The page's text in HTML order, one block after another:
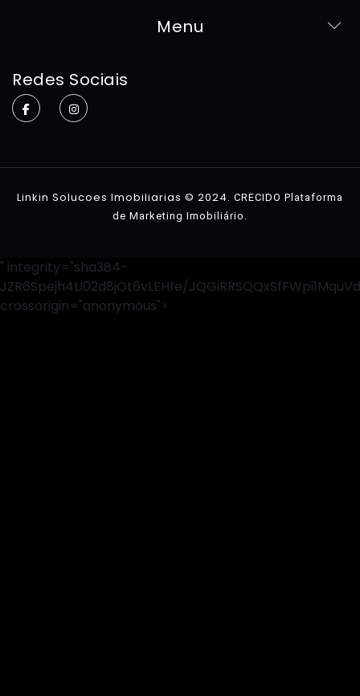
Menu
Redes Sociais
Linkin Solucoes Imobiliarias © 2024. CRECIDO Plataforma
de Marketing Imobiliário .
" integrity="sha384-
JZR6Spejh4U02d8jOt6vLEHfe/
crossorigin="anonymous">